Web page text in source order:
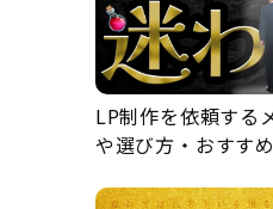
LP制作を依頼する
や選び方・おすす